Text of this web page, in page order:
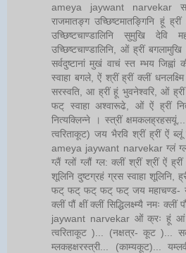
ameya jaywant narvekar
राजमातङ्ग उच्छिष्टमातङ्गिनि हूं
उच्छिष्टचाण्डालिनि सुमुखि देवि
उच्छिष्टचाण्डालिनि, ओं ह्रीं
सर्वदुष्टानां मुखं वाचं स्त म्भय
स्वाहा बगले, ऐं श्रीं ह्रीं क्लीं
सरस्वति, आ ह्रीं हूं भुवनेश्वरि, ओं
फट् स्वाहा अश्वारूढे, ओं ऐं ह्रीं
नित्यक्लिन्ने । स्त्रीं
त्वरिताकूट) जय भैरवि श्रीं ह्रीं ऐं ब्लूं
ameya jaywant narvekar ग्लं
ग्लैं ग्लों ग्लौं ग्ल: क्लीं श्रीं श्रीं ऐं
शूलिनि दुष्टग्रहं ग्रस स्वाहा शूलिनि,
फट् फट् फट् फट् फट् जय महाचण्ड-
क्लीं पौं क्षीं क्लीं सिद्धिलक्ष्म्यै नमः क्लीं
jaywant narvekar ओं क्रः हूं आं
त्वरिताकूट )... (नक्षत्र- कूट )...
म्लकहक्षरस्त्री... (काम्यकूट)...